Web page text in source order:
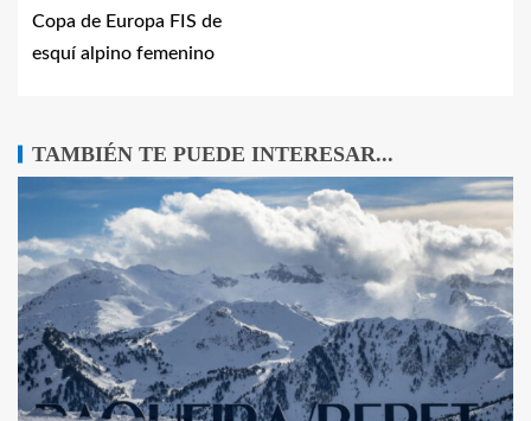
Copa de Europa FIS de
esquí alpino femenino
TAMBIÉN TE PUEDE INTERESAR...